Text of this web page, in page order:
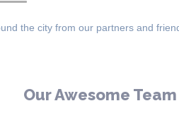
the city from our partners and
Our Awesome Team